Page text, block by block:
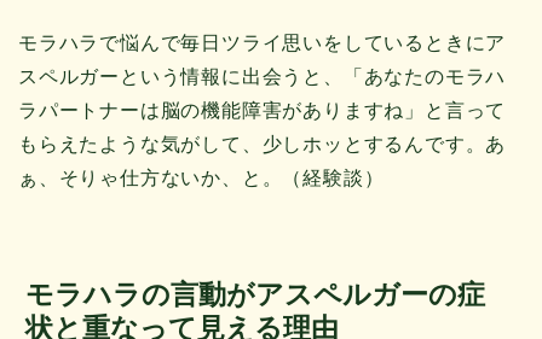
モラハラで悩んで毎日ツライ思いをしているときにア
スペルガーという情報に出会うと、「あなたのモラハ
ラパートナーは脳の機能障害がありますね」と言って
もらえたような気がして、少しホッとするんです。あ
ぁ、そりゃ仕方ないか、と。（経験談）
モラハラの言動がアスペルガーの症
状と重なって見える理由